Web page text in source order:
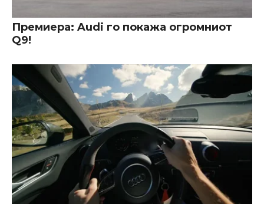
Премиера: Audi го покажа огромниот
Q9!